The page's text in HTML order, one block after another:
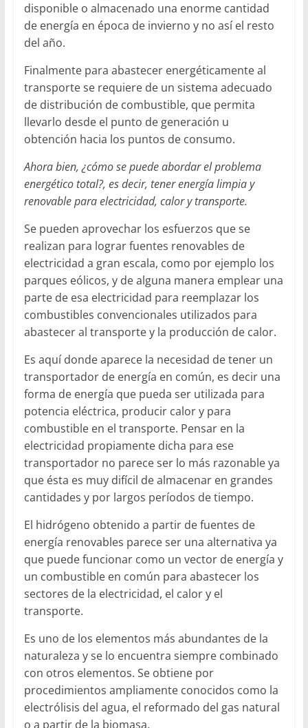
disponible o almacenado una enorme cantidad
de energía en época de invierno y no así el resto
del año.
Finalmente para abastecer energéticamente al
transporte se requiere de un sistema adecuado
de distribución de combustible, que permita
llevarlo desde el punto de generación u
obtención hacia los puntos de consumo.
Ahora bien, ¿cómo se puede abordar el problema
energético total?, es decir, tener energía limpia y
renovable para electricidad, calor y transporte.
Se pueden aprovechar los esfuerzos que se
realizan para lograr fuentes renovables de
electricidad a gran escala, como por ejemplo los
parques eólicos, y de alguna manera emplear una
parte de esa electricidad para reemplazar los
combustibles convencionales utilizados para
abastecer al transporte y la producción de calor.
Es aquí donde aparece la necesidad de tener un
transportador de energía en común, es decir una
forma de energía que pueda ser utilizada para
potencia eléctrica, producir calor y para
combustible en el transporte. Pensar en la
electricidad propiamente dicha para ese
transportador no parece ser lo más razonable ya
que ésta es muy difícil de almacenar en grandes
cantidades y por largos períodos de tiempo.
El hidrógeno obtenido a partir de fuentes de
energía renovables parece ser una alternativa ya
que puede funcionar como un vector de energía y
un combustible en común para abastecer los
sectores de la electricidad, el calor y el
transporte.
Es uno de los elementos más abundantes de la
naturaleza y se lo encuentra siempre combinado
con otros elementos. Se obtiene por
procedimientos ampliamente conocidos como la
electrólisis del agua, el reformado del gas natural
o a partir de la biomasa.